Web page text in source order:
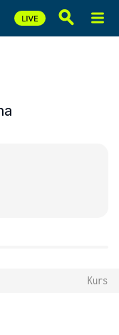
Kurs